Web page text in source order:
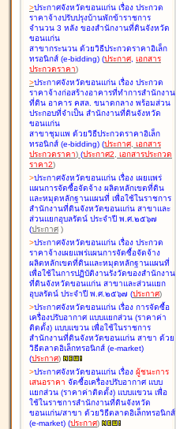
>ประกาศจังหวัดขอนแก่น เรื่อง ประกวด
ราคาจ้างปรับปรุงบ้านพักข้าราชการ
จำนวน 3 หลัง ของสำนักงานที่ดินจังหวัด
ขอนแก่น
สาขากระนวน ด้วยวิธีประกวดราคาอิเล็ก
ทรอนิกส์ (e-bidding) (ประกาศ, เอกสาร
ประกวดราคา)
>ประกาศจังหวัดขอนแก่น เรื่อง ประกวด
ราคาจ้างก่อสร้างอาคารที่ทำการสำนักงาน
ที่ดิน อาคาร คสล. ขนาดกลาง พร้อมส่วน
ประกอบที่จำเป็น สำนักงานที่ดินจังหวัด
ขอนแก่น
สาขาชุมแพ ด้วยวิธีประกวดราคาอิเล็ก
ทรอนิกส์ (e-bidding) (ประกาศ, เอกสาร
ประกวดราคา) (ประกาศ2, เอกสารประกวด
ราคา2)
>ประกาศจังหวัดขอนแก่น เรื่อง เผยแพร่
แผนการจัดซื้อจัดจ้าง ผลิตหลักเขตที่ดิน
และหมุดหลักฐานแผนที่ เพื่อใช้ในราชการ
สำนักงานที่ดินจังหวัดขอนแก่น สาขาและ
ส่วนแยกอุบลรัตน์ ประจำปี พ.ศ.๒๕๖๗
(ประกาศ )
>ประกาศจังหวัดขอนแก่น เรื่อง ประกวด
ราคาจ้างเผยแพร่แผนการจัดซื้อจัดจ้าง
ผลิตหลักเขตที่ดินและหมุดหลักฐานแผนที่
เพื่อใช้ในการปฏิบัติงานรังวัดของสำนักงาน
ที่ดินจังหวัดขอนแก่น สาขาและส่วนแยก
อุบลรัตน์ ประจำปี พ.ศ.๒๕๖๗ (ประกาศ)
>ประกาศจังหวัดขอนแก่น เรื่อง การจัดซื้อ
เครื่องปรับอากาศ แบบแยกส่วน (ราคาค่า
ติดตั้ง) แบบแขวน เพื่อใช้ในราชการ
สำนักงานที่ดินจังหวัดขอนแก่น สาขา ด้วย
วิธีตลาดอิเล็กทรอนิกส์ (e-market)
(ประกาศ)
>ประกาศจังหวัดขอนแก่น เรื่อง ผู้ชนะการ
เสนอราคา จัดซื้อเครื่องปรับอากาศ แบบ
แยกส่วน (ราคาค่าติดตั้ง) แบบแขวน เพื่อ
ใช้ในราชการสำนักงานที่ดินจังหวัด
ขอนแก่น/สาขา ด้วยวิธีตลาดอิเล็กทรอนิกส์
(e-market) (ประกาศ)